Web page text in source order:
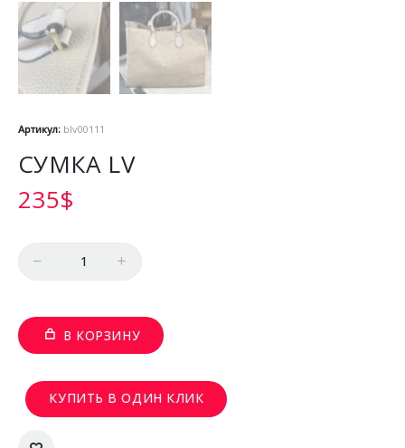
Артикул: blv00111
СУМКА LV
235$
В КОРЗИНУ
КУПИТЬ В ОДИН КЛИК